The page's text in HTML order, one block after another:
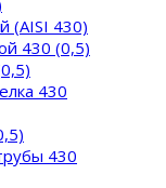
(AISI 430)
430 (0,5)
430
430